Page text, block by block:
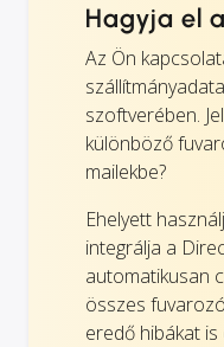
Hagyja el
Az Ön
szoftverében.
különböző
mailekbe?
Ehelyett
integrálja a
automatikusan
összes
eredő hibákat is